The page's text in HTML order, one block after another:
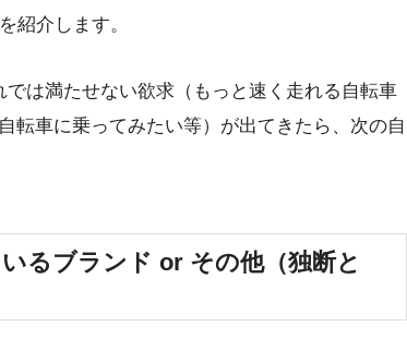
紹介します。
は満たせない欲求（もっと速く走れる自転車
転車に乗ってみたい等）が出てきたら、次の自
るブランド or その他（独断と